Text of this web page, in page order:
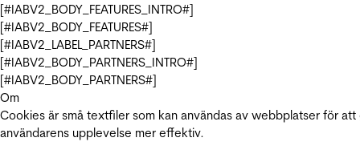
[#IABV2_BODY_FEATURES_INTRO#]
[#IABV2_BODY_FEATURES#]
[#IABV2_LABEL_PARTNERS#]
[#IABV2_BODY_PARTNERS_INTRO#]
[#IABV2_BODY_PARTNERS#]
Om
Cookies är små textfiler som kan användas av webbplatser för att
användarens upplevelse mer effektiv.